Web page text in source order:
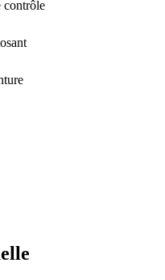
contrôle